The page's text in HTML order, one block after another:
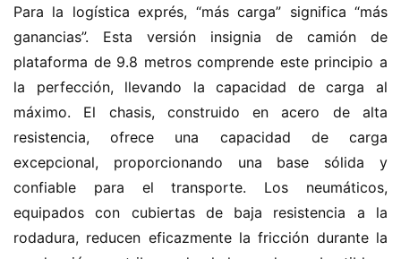
Para la logística exprés, “más carga” significa “más
ganancias”. Esta versión insignia de camión de
plataforma de 9.8 metros comprende este principio a
la perfección, llevando la capacidad de carga al
máximo. El chasis, construido en acero de alta
resistencia, ofrece una capacidad de carga
excepcional, proporcionando una base sólida y
confiable para el transporte. Los neumáticos,
equipados con cubiertas de baja resistencia a la
rodadura, reducen eficazmente la fricción durante la